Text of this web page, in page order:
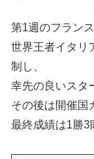
第1週のフラン
世界王者イタリ
制し、
幸先の良いスタ
その後は開催国
最終成績は1勝3